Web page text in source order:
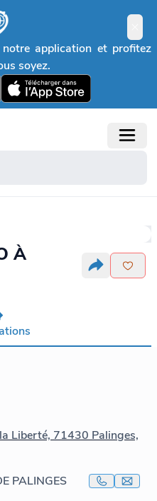
notre application et profitez
soyez.
À
Liberté, 71430 Palinges,
PALINGES